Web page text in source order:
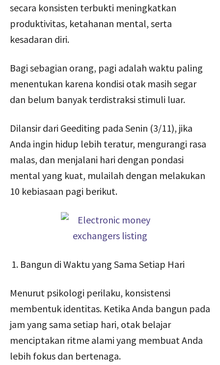
secara konsisten terbukti meningkatkan
produktivitas, ketahanan mental, serta
kesadaran diri.
Bagi sebagian orang, pagi adalah waktu paling
menentukan karena kondisi otak masih segar
dan belum banyak terdistraksi stimuli luar.
Dilansir dari Geediting pada Senin (3/11), jika
Anda ingin hidup lebih teratur, mengurangi rasa
malas, dan menjalani hari dengan pondasi
mental yang kuat, mulailah dengan melakukan
10 kebiasaan pagi berikut.
Bangun di Waktu yang Sama Setiap Hari
Menurut psikologi perilaku, konsistensi
membentuk identitas. Ketika Anda bangun pada
jam yang sama setiap hari, otak belajar
menciptakan ritme alami yang membuat Anda
lebih fokus dan bertenaga.